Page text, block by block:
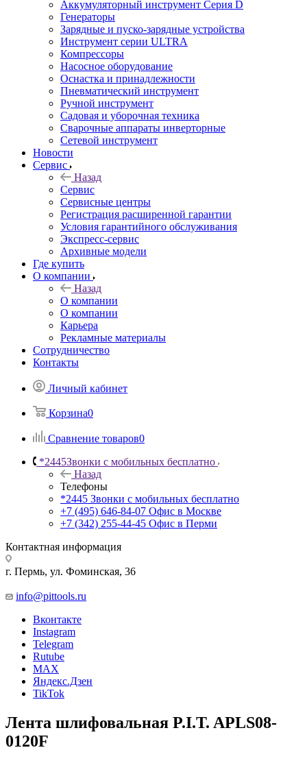
Аккумуляторный инструмент Серия D
Генераторы
Зарядные и пуско-зарядные устройства
Инструмент серии ULTRA
Компрессоры
Насосное оборудование
Оснастка и принадлежности
Пневматический инструмент
Ручной инструмент
Садовая и уборочная техника
Сварочные аппараты инверторные
Сетевой инструмент
Новости
Сервис
Назад
Сервис
Сервисные центры
Регистрация расширенной гарантии
Условия гарантийного обслуживания
Экспресс-сервис
Архивные модели
Где купить
О компании
Назад
О компании
О компании
Карьера
Рекламные материалы
Сотрудничество
Контакты
Личный кабинет
Корзина0
Сравнение товаров0
*2445Звонки с мобильных бесплатно
Назад
Телефоны
*2445 Звонки с мобильных бесплатно
+7 (495) 646-84-07 Офис в Москве
+7 (342) 255-44-45 Офис в Перми
Контактная информация
г. Пермь, ул. Фоминская, 36
info@pittools.ru
Вконтакте
Instagram
Telegram
Rutube
MAX
Яндекс.Дзен
TikTok
Лента шлифовальная P.I.T. APLS08-
0120F